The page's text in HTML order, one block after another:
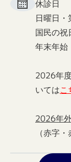
休診日
日曜日
国民の祝
年末年始
2026年
いてはこ
2026年
（赤字